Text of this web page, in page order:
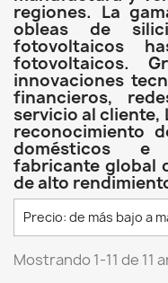
regiones. La
obleas de
fotovoltaicos
fotovoltaicos.
innovaciones
financieros,
servicio al cliente,
reconocimiento
domésticos e
fabricante global
de alto
Precio: de más bajo a
Mostrando 1-11 de 11